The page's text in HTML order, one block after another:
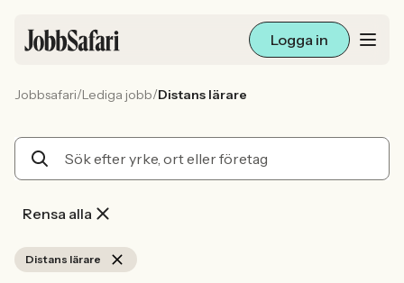
Logga in
Arbetsliv och karriär
Jobbsafari/Lediga jobb/Distans lärare
Rensa alla
Distans lärare